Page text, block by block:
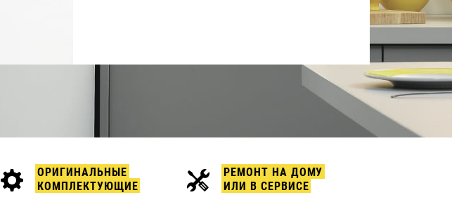
ОРИГИНАЛЬНЫЕ
КОМПЛЕКТУЮЩИЕ
РЕМОНТ НА ДОМУ
ИЛИ В СЕРВИСЕ